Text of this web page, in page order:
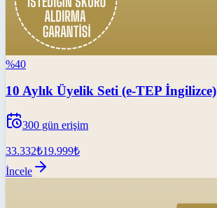
%40
10 Aylık Üyelik Seti (e-TEP İngilizce)
300 gün erişim
33.332₺19.999₺
İncele